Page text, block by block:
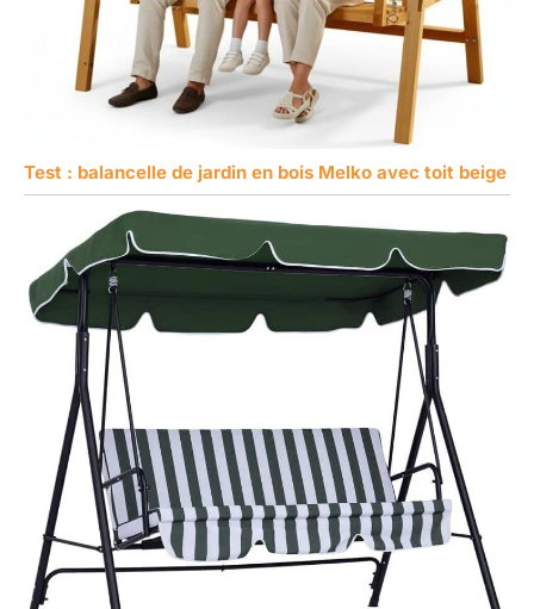
Test : balancelle de jardin en bois Melko avec toit beige